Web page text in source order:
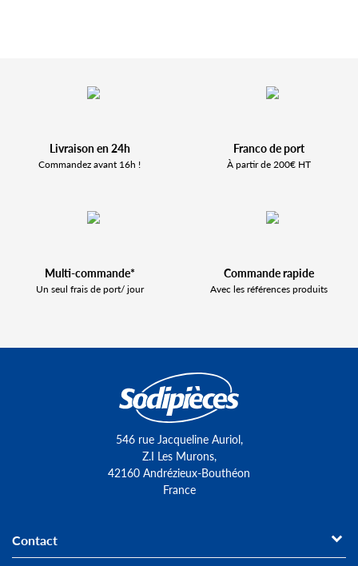
Livraison en 24h
Commandez avant 16h !
Franco de port
À partir de 200€ HT
Multi-commande*
Un seul frais de port/ jour
Commande rapide
Avec les références produits
546 rue Jacqueline Auriol,
Z.I Les Murons,
42160 Andrézieux-Bouthéon
France
Contact